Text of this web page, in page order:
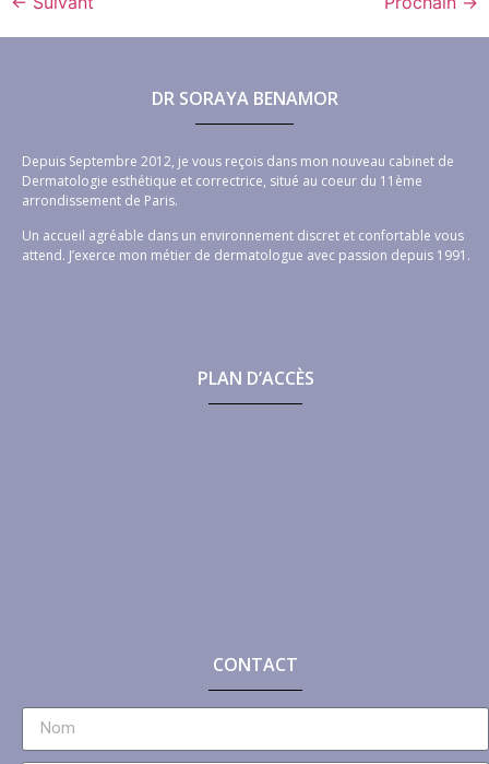
DR SORAYA BENAMOR
Depuis Septembre 2012, je vous reçois dans mon nouveau cabinet de
Dermatologie esthétique et correctrice, situé au coeur du 11ème
arrondissement de Paris.
Un accueil agréable dans un environnement discret et confortable vous
attend. J’exerce mon métier de dermatologue avec passion depuis 1991.
PLAN D’ACCÈS
CONTACT